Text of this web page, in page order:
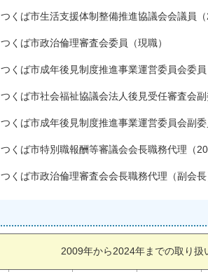
つくば市生活支援体制整備推進協議会会議員（
つくば市政治倫理審査会委員（現職）
つくば市成年後見制度推進事業運営委員会委員
つくば市社会福祉協議会法人後見受任審査会副
つくば市成年後見制度推進事業運営委員会副委
つくば市特別職報酬等審議会会長職務代理（
つくば市政治倫理審査会会長職務代理（副会長
2009年から2024年までの取り扱